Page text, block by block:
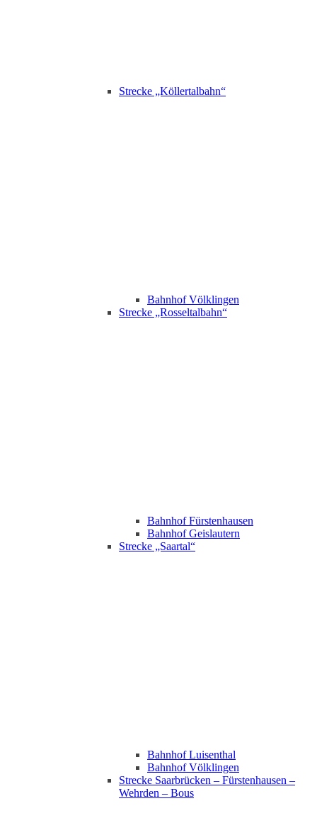
Strecke „Köllertalbahn“
Bahnhof Völklingen
Strecke „Rosseltalbahn“
Bahnhof Fürstenhausen
Bahnhof Geislautern
Strecke „Saartal“
Bahnhof Luisenthal
Bahnhof Völklingen
Strecke Saarbrücken – Fürstenhausen –
Wehrden – Bous